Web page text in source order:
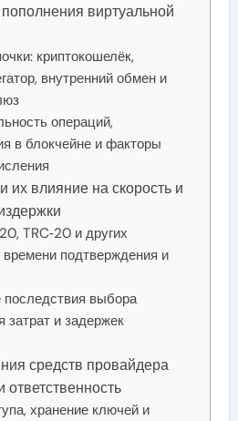
виртуальной
криптокошелёк,
внутренний обмен и
операций,
в блокчейне и факторы
их влияние на скорость и
TRC‑20 и других
времени подтверждения и
последствия выбора
затрат и задержек
средств провайдера
ответственность
хранение ключей и